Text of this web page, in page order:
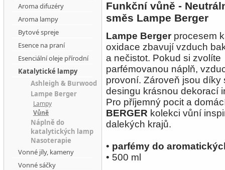
Funkční vůně -
směs Lampe Berger
Lampe Bergerprocesem
oxidace zbavují vzduch
a nečistot. Pokud si zvolíte
parfémovanou náplň,
provoní. Zároveň jsou díky
desingu krásnou dekorací
Pro příjemný pocit a
BERGER kolekci vůní
dalekých krajů.
• parfémy do
• 500 ml
Aroma difuzéry
Aroma lampy
Bytové spreje
Esence na praní
Esenciální oleje přírodní
Katalytické lampy
Ashleigh & Burwood
Lampe Berger
Lampy
Vůně
Náplně do
katalytických lamp
Nasoterapie
Vonné jíly, kameny
Vonné sáčky